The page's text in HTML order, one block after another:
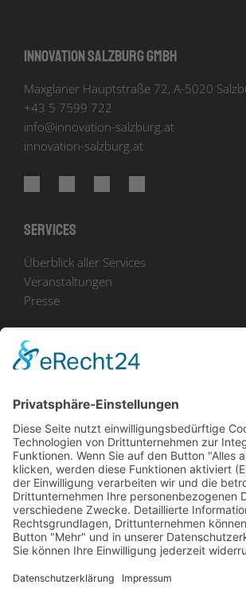
Innovation Salzburg GmbH
Maxglaner Hauptstraße 72, A-5020
+43 5 7599 722
info@innovation-salzburg.at
innovation-salzburg.at
Services
Überblick aller Services
Veranstaltungen
Presse
Bekanntmachungen
Ausschreibungen
Zu uns
Unser Team
Arbeiten bei Innovation Salzburg
Anfahrt
Die Innovation Salzburg GmbH ist ein
Salzburg und Industriellenvereinigung